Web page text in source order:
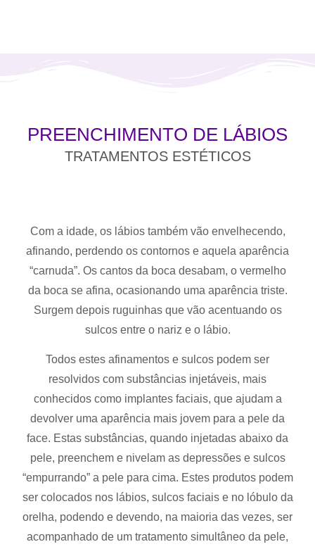
PREENCHIMENTO DE LÁBIOS
TRATAMENTOS ESTÉTICOS
Com a idade, os lábios também vão envelhecendo,
afinando, perdendo os contornos e aquela aparência
“carnuda”. Os cantos da boca desabam, o vermelho
da boca se afina, ocasionando uma aparência triste.
Surgem depois ruguinhas que vão acentuando os
sulcos entre o nariz e o lábio.
Todos estes afinamentos e sulcos podem ser
resolvidos com substâncias injetáveis, mais
conhecidos como implantes faciais, que ajudam a
devolver uma aparência mais jovem para a pele da
face. Estas substâncias, quando injetadas abaixo da
pele, preenchem e nivelam as depressões e sulcos
“empurrando” a pele para cima. Estes produtos podem
ser colocados nos lábios, sulcos faciais e no lóbulo da
orelha, podendo e devendo, na maioria das vezes, ser
acompanhado de um tratamento simultâneo da pele,